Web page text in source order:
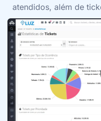
atendidos, além de